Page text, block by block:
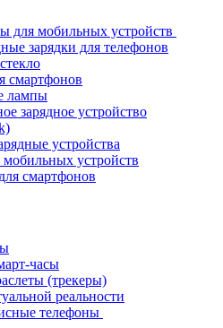
для мобильных устройств
зарядки для телефонов
смартфонов
лампы
зарядное устройство
устройства
устройств
смартфонов
часы
(трекеры)
реальности
телефоны